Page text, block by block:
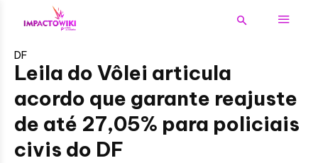
DF
Leila do Vôlei articula
acordo que garante reajuste
de até 27,05% para policiais
civis do DF